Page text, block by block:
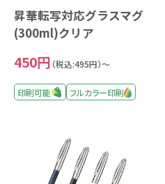
昇華転写対応グラスマグ
(300ml)クリア
450円 （税込:495円）～
印刷可能 フルカラー印刷